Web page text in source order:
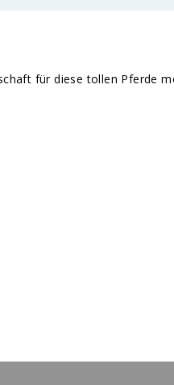
für diese tollen Pferde